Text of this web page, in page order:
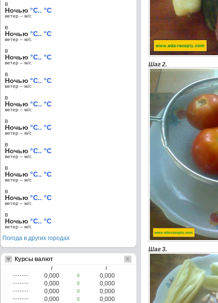
Шаг 2.
Шаг 3.
в
Ночью °C.. °C
ветер – м/c
в
Ночью °C.. °C
ветер – м/c
в
Ночью °C.. °C
ветер – м/c
в
Ночью °C.. °C
ветер – м/c
в
Ночью °C.. °C
ветер – м/c
в
Ночью °C.. °C
ветер – м/c
в
Ночью °C.. °C
ветер – м/c
в
Ночью °C.. °C
ветер – м/c
в
Ночью °C.. °C
ветер – м/c
в
Ночью °C.. °C
ветер – м/c
Погода в других городах
Курсы валют
/ /
0,000 0
0,000
0,000
0
0,000
0,000
0
0,000
0,000
0
0,000